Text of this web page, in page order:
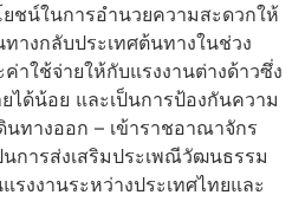
ยชน์ในการอำนวยความสะดวกให้
างกลับประเทศต้นทางในช่วง
าใช้จ่ายให้กับแรงงานต่างด้าวซึ่ง
ด้น้อย และเป็นการป้องกันความ
นทางออก – เข้าราชอาณาจักร
การส่งเสริมประเพณีวัฒนธรรม
งงานระหว่างประเทศไทยและ